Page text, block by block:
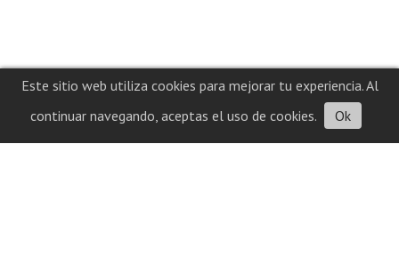
Este sitio web utiliza cookies para mejorar tu experiencia. Al
continuar navegando, aceptas el uso de cookies.
Ok